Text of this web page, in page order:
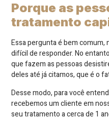
Porque as
tratamento
Essa pergunta é bem
difícil de responder. No
que fazem as pessoas
deles até já citamos, que é o
Desse modo, para você
recebemos um cliente em
seu tratamento a cerca de 1